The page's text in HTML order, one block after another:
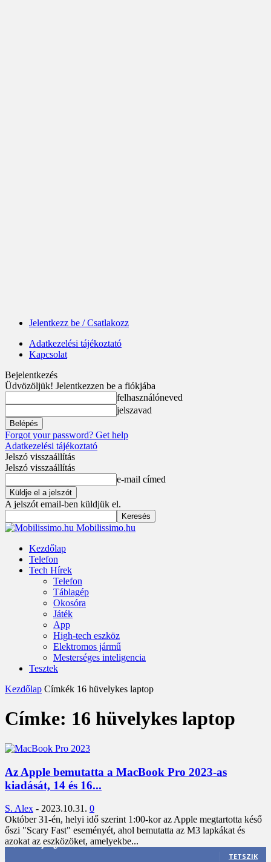
Jelentkezz be / Csatlakozz
Adatkezelési tájékoztató
Kapcsolat
Bejelentkezés
Üdvözöljük! Jelentkezzen be a fiókjába
felhasználóneved
jelszavad
Forgot your password? Get help
Adatkezelési tájékoztató
Jelszó visszaállítás
Jelszó visszaállítás
e-mail címed
A jelszót email-ben küldjük el.
Mobilissimo.hu
Kezdőlap
Telefon
Tech Hírek
Telefon
Táblagép
Okosóra
Játék
App
High-tech eszköz
Elektromos jármű
Mesterséges inteligencia
Tesztek
Kezdőlap Címkék 16 hüvelykes laptop
Címke: 16 hüvelykes laptop
Az Apple bemutatta a MacBook Pro 2023-as
kiadását, 14 és 16...
S. Alex - 2023.10.31. 0
Október 31-én, helyi idő szerint 1:00-kor az Apple megtartotta késő
őszi "Scary Fast" eseményét, ahol bemutatta az M3 lapkákat és
azokat az eszközöket, amelyekbe...
3,452 Rajongók
TETSZIK